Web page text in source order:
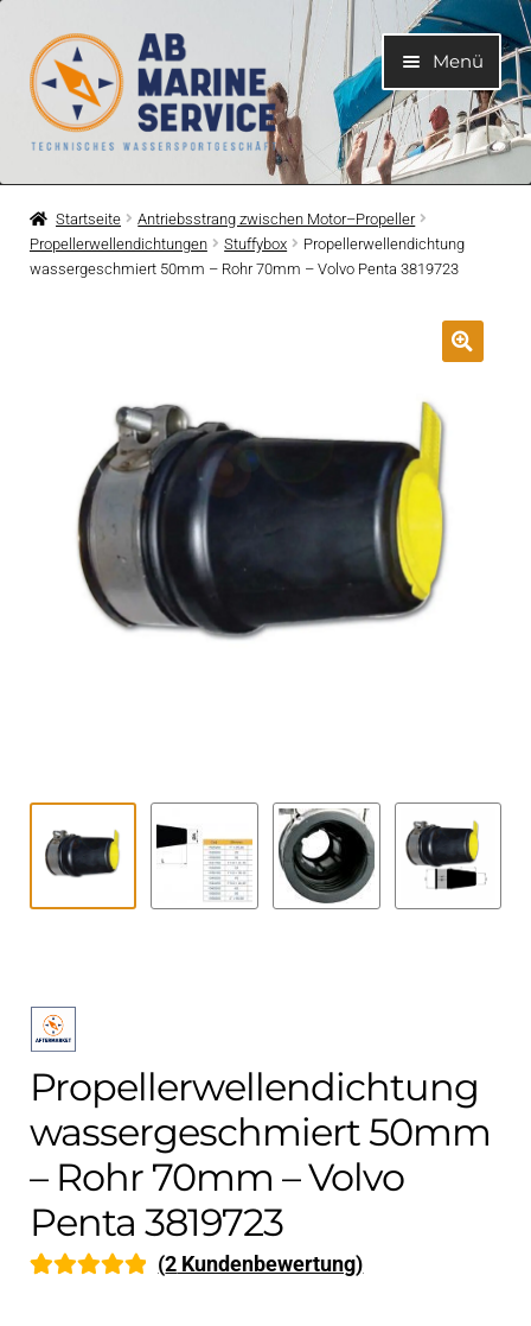
Zur
Navigation
springen
Zum
Inhalt
springen
Menü
Home
Motoren
öffnen
öffnen
öffnen
Kühlsystem
Kontakt
öffnen
Technikblog
Startseite
Antriebsstrang zwischen Motor–Propeller
Propellerwellendichtungen
Stuffybox
Propellerwellendichtung
wassergeschmiert 50mm – Rohr 70mm – Volvo Penta 3819723
Propellerwellendichtung
wassergeschmiert 50mm
– Rohr 70mm – Volvo
Penta 3819723
(2 Kundenbewertung)